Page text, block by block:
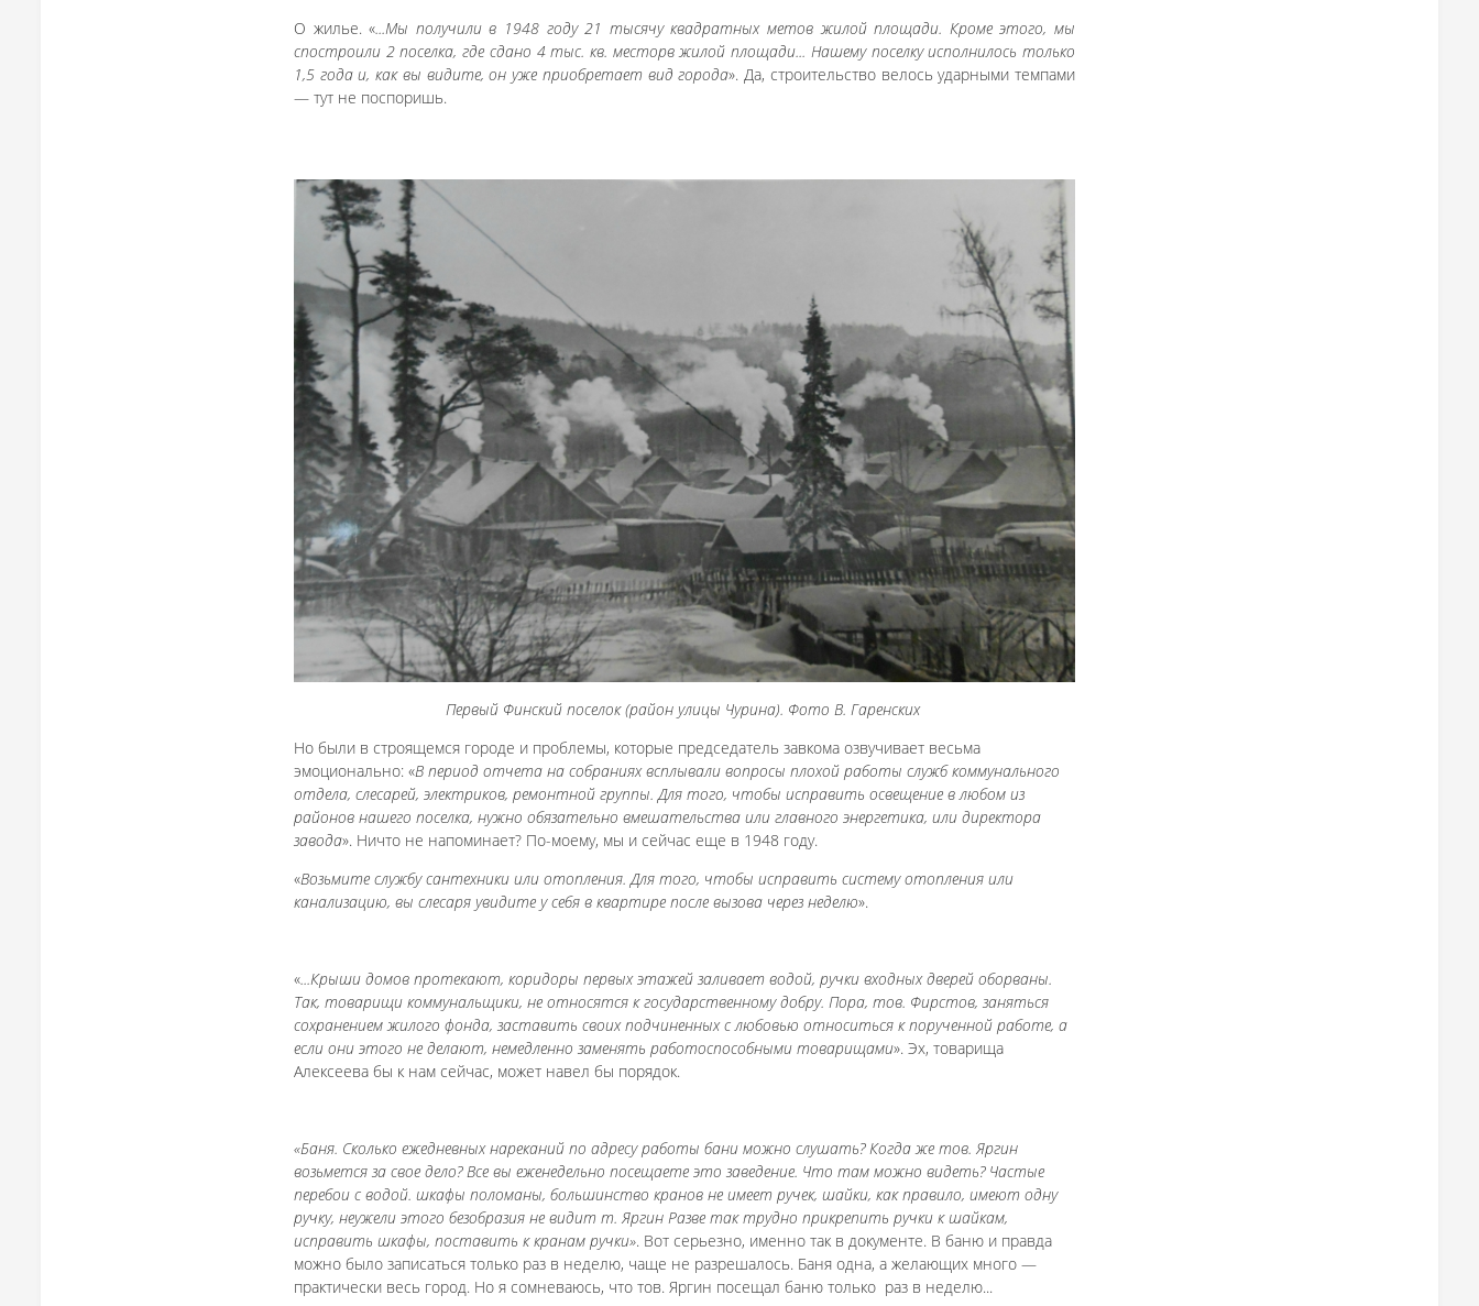
О жилье. «...Мы получили в 1948 году 21 тысячу квадратных метов жилой площади. Кроме этого, мы
спостроили 2 поселка, где сдано 4 тыс. кв. месторв жилой площади... Нашему поселку исполнилось только
1,5 года и, как вы видите, он уже приобретает вид города». Да, строительство велось ударными темпами
— тут не поспоришь.
Первый Финский поселок (район улицы Чурина). Фото В. Гаренских
Но были в строящемся городе и проблемы, которые председатель завкома озвучивает весьма
эмоционально: «В период отчета на собраниях всплывали вопросы плохой работы служб коммунального
отдела, слесарей, электриков, ремонтной группы. Для того, чтобы исправить освещение в любом из
районов нашего поселка, нужно обязательно вмешательства или главного энергетика, или директора
завода». Ничто не напоминает? По-моему, мы и сейчас еще в 1948 году.
«Возьмите службу сантехники или отопления. Для того, чтобы исправить систему отопления или
канализацию, вы слесаря увидите у себя в квартире после вызова через неделю».
«...Крыши домов протекают, коридоры первых этажей заливает водой, ручки входных дверей оборваны.
Так, товарищи коммунальщики, не относятся к государственному добру. Пора, тов. Фирстов, заняться
сохранением жилого фонда, заставить своих подчиненных с любовью относиться к порученной работе, а
если они этого не делают, немедленно заменять работоспособными товарищами». Эх, товарища
Алексеева бы к нам сейчас, может навел бы порядок.
«Баня. Сколько ежедневных нареканий по адресу работы бани можно слушать? Когда же тов. Яргин
возьмется за свое дело? Все вы еженедельно посещаете это заведение. Что там можно видеть? Частые
перебои с водой. шкафы поломаны, большинство кранов не имеет ручек, шайки, как правило, имеют одну
ручку, неужели этого безобразия не видит т. Яргин Разве так трудно прикрепить ручки к шайкам,
исправить шкафы, поставить к кранам ручки». Вот серьезно, именно так в документе. В баню и правда
можно было записаться только раз в неделю, чаще не разрешалось. Баня одна, а желающих много —
практически весь город. Но я сомневаюсь, что тов. Яргин посещал баню только раз в неделю...